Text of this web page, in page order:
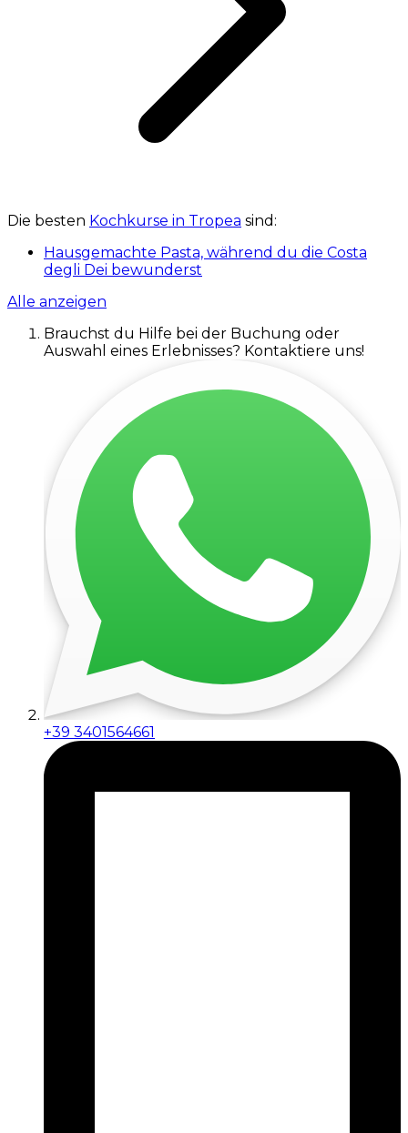
Die besten Kochkurse in Tropea sind:
Hausgemachte Pasta, während du die Costa
degli Dei bewunderst
Alle anzeigen
Brauchst du Hilfe bei der Buchung oder
Auswahl eines Erlebnisses? Kontaktiere uns!
+39 3401564661